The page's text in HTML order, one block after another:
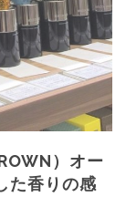
）オー
た香りの感